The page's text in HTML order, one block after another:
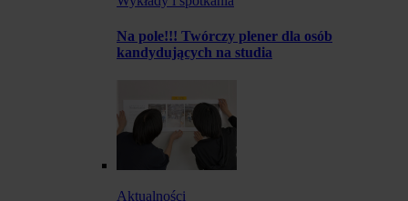
Na pole!!! Twórczy plener dla osób
kandydujących na studia
Aktualności